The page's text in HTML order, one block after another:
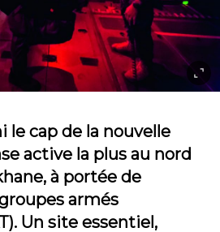
le cap de la nouvelle
active la plus au nord
à portée de
armés
Un site essentiel,